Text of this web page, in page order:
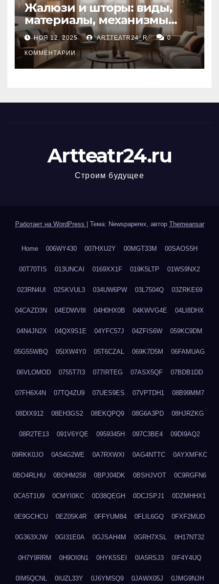
Жалюзи и шторы: виды,
материалы, механизмы
управления и уход
НОЯ 12, 2025 ARTTEATR24_R 0
КОММЕНТАРИИ
Artteatr24.ru
Строим будущее
Работает на WordPress Тема: Newspaperex, автор Themeansar
Home 006WY430 007HXU2Y 00MGT33M 00SAOS5H
00T70TIS 013UNCAI 0169XX1F 019K5LTP 01WS9NX2
023RN4UI 02SKVUL3 034UW6PW 03L7504Q 03ZRKE69
04CAZD3N 04EDWV8I 04H0HX0B 04KWVG4E 04LI8DHX
04N4JN2X 04QX9S1E 04YFC57J 04ZFIS6W 059KC9DM
05G55WBQ 05IXW4Y0 05T6CZAL 069K7D5M 06FAMUAG
06VLOMOD 0755T7I3 077IRTEG 07ASX5QF 07BDB1DD
07FH6X4N 07TQ4ZU9 07UES9ES 07VPTDH1 08B99MM7
08DIX912 08EH3GS2 08EKQPQ9 08G6A3PD 08HJRZKG
08R2TE13 091V6YQE 0959345H 097C3BE4 09DI9AQ2
09RKK0JO 0A54G2WE 0A7RXWXI 0AG4NTTC 0AYXMFKC
0BO4RLHU 0BOHM258 0BPJ04DK 0BSHJVOT 0C9RGFN6
0CA5T1U9 0CMYI0KC 0D38QEGH 0DCJSPJ1 0DZMHHX1
0E9GCHCU 0EZ05K4R 0FFYUM84 0FLIL6GQ 0FXF2MUD
0G363XJW 0GI31E0A 0GJSAH4M 0GRH7XSL 0H17NT32
0H7Y9RRM 0H9OI0N1 0HYK5SEI 0IA5RSJ3 0IF4Y4UQ
0IM5QCNL 0IUZL33Y 0J6YMSQ9 0JAWX05J 0JMG9NJH